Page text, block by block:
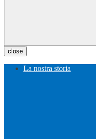
close
La nostra storia